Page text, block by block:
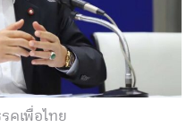
คเพื่อไทย